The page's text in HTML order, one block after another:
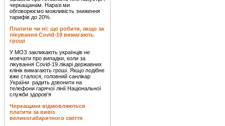
черкащанам. Наразі ми
обговорюємо можливість зниження
тарифів до 20%.
Платити чи ні: що робити, якщо за
лікування Covid-19 вимагають
гроші
У МОЗ закликають українців не
мовчати про випадки, коли за
лікування Covid-19 лікарі державних
клінік вимагають гроші. Якщо подібне
вже сталося, головний санлікар
України радить дзвонити на
телефони гарячої лінії Національної
служби здоров'я
Черкащани відмовляються
платити за вивіз
великогабаритного сміття